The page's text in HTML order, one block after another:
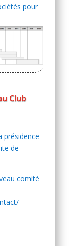
pour
Club
présidence
de
comité